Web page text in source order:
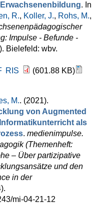
. In
R., Koller, J., Rohs, M.,
Impulse - Befunde -
Bielefeld: wbv.
RIS
(601.88 KB)
M.. (2021).
von Augmented
als
. medienimpulse.
(Themenheft:
– Über partizipative
und den
in der
mi-04-21-12